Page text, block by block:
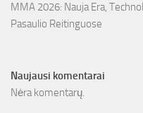
MMA 2026: Nauja Era,
Pasaulio Reitinguose
Naujausi komentarai
Nėra komentarų.